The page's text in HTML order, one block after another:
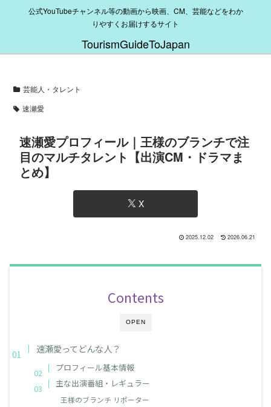
公式YouTubeチャンネル等の動画から映画、CM、芸能などをわか
りやすくお届けするサイト
TourismGuideToJapan
芸能人・タレント
速瀬愛
速瀬愛プロフィール｜王様のブランチで注
目のマルチタレント【出演CM・ドラマま
とめ】
X
2025.12.02 2026.06.21
OPEN
Contents
速瀬愛ってどんな人？
プロフィール基本情報
主な出演番組・レギュラー
王様のブランチ リポーター